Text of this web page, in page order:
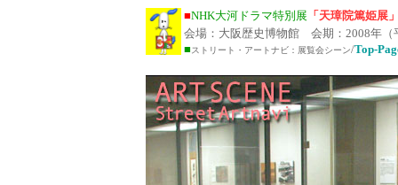
■NHK大河ドラマ特別展 「天璋院篤姫展
会場：大阪歴史博物館 会期：2008年（
■ストリート・アートナビ：展覧会シーン/Top-